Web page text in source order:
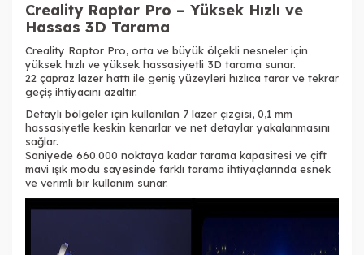
Creality Raptor Pro – Yüksek Hızlı ve
Hassas 3D Tarama
Creality Raptor Pro, orta ve büyük ölçekli nesneler için
yüksek hızlı ve yüksek hassasiyetli 3D tarama sunar.
22 çapraz lazer hattı ile geniş yüzeyleri hızlıca tarar ve tekrar
geçiş ihtiyacını azaltır.
Detaylı bölgeler için kullanılan 7 lazer çizgisi, 0,1 mm
hassasiyetle keskin kenarlar ve net detaylar yakalanmasını
sağlar.
Saniyede 660.000 noktaya kadar tarama kapasitesi ve çift
mavi ışık modu sayesinde farklı tarama ihtiyaçlarında esnek
ve verimli bir kullanım sunar.